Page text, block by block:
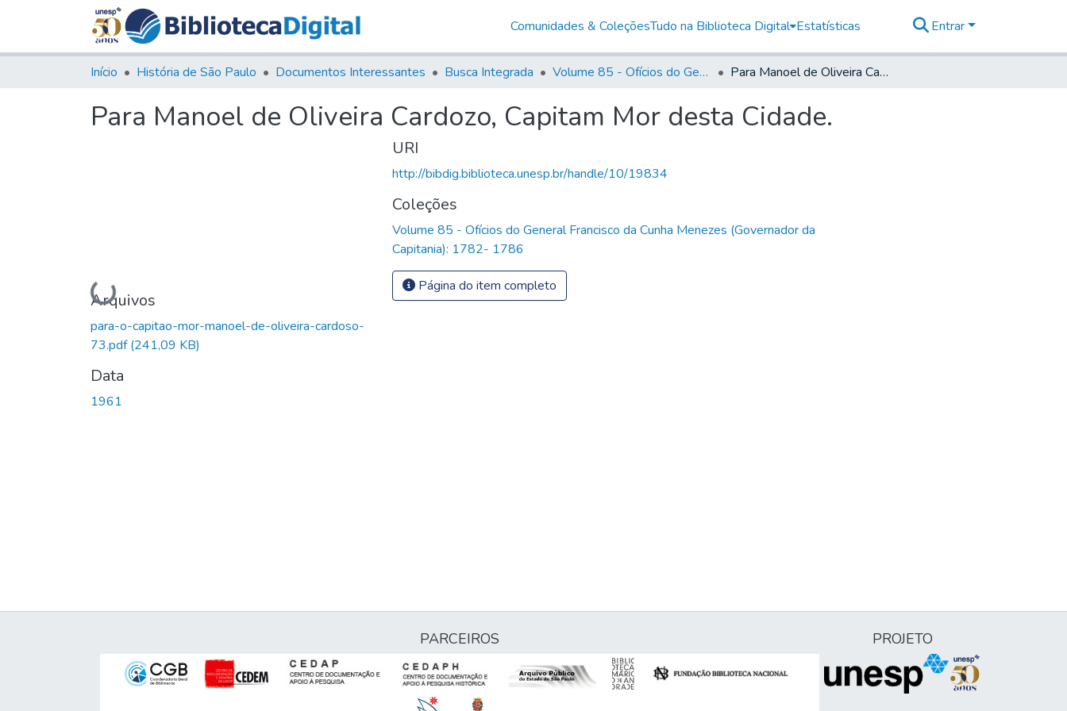
Comunidades & ColeçõesTudo na Biblioteca Digital Estatísticas Entrar
Início História de São Paulo Documentos Interessantes Busca Integrada Volume 85 - Ofícios do General Francisco da Cunha Menezes (Governador da Capitania): 1782- 1786 Para Manoel de Oliveira Cardozo, Capitam Mor desta Cidade.
Para Manoel de Oliveira Cardozo, Capitam Mor desta Cidade.
Carregando...
Arquivos
para-o-capitao-mor-manoel-de-oliveira-cardoso-
73.pdf(241,09 KB)
Data
1961
URI
http://bibdig.biblioteca.unesp.br/handle/10/19834
Coleções
Volume 85 - Ofícios do General Francisco da Cunha Menezes (Governador da
Capitania): 1782- 1786
Página do item completo
PARCEIROS PROJETO